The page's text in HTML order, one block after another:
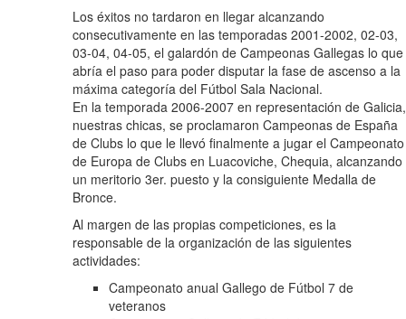
Los éxitos no tardaron en llegar alcanzando
consecutivamente en las temporadas 2001-2002, 02-03,
03-04, 04-05, el galardón de Campeonas Gallegas lo que
abría el paso para poder disputar la fase de ascenso a la
máxima categoría del Fútbol Sala Nacional.
En la temporada 2006-2007 en representación de Galicia,
nuestras chicas, se proclamaron Campeonas de España
de Clubs lo que le llevó finalmente a jugar el Campeonato
de Europa de Clubs en Luacoviche, Chequia, alcanzando
un meritorio 3er. puesto y la consiguiente Medalla de
Bronce.
Al margen de las propias competiciones, es la
responsable de la organización de las siguientes
actividades:
Campeonato anual Gallego de Fútbol 7 de
veteranos